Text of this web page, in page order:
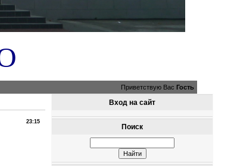
Приветствую Вас Гость
23:15
Вход на сайт
Поиск